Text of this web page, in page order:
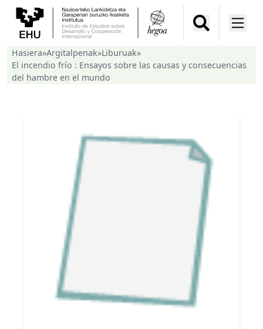
Hasiera»Argitalpenak»Liburuak»
El incendio frío : Ensayos sobre las causas y consecuencias
del hambre en el mundo